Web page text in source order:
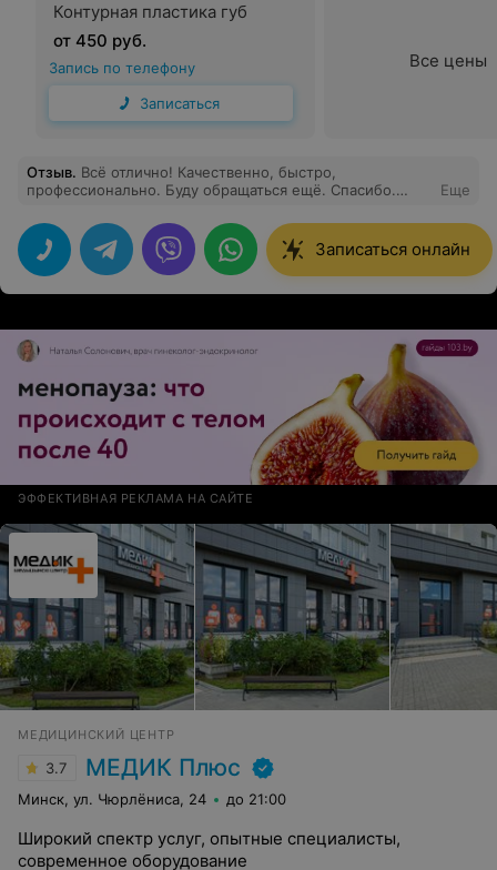
Контурная пластика губ
от 450 руб.
Запись по телефону
Записаться
Все цены
Отзыв. Всё отлично! Качественно, быстро,
профессионально. Буду обращаться ещё. Спасибо.
Еще
Записаться онлайн
ЭФФЕКТИВНАЯ РЕКЛАМА НА САЙТЕ
МЕДИЦИНСКИЙ ЦЕНТР
3.7 МЕДИК Плюс
Минск, ул. Чюрлёниса, 24 до 21:00
Широкий спектр услуг, опытные специалисты,
современное оборудование